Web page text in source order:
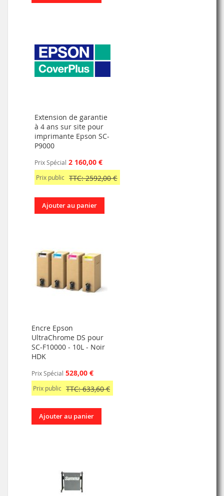
Extension de garantie
à 4 ans sur site pour
imprimante Epson SC-
P9000
Prix Spécial 2 160,00 €
Prix public TTC: 2592,00 €
Ajouter au panier
Encre Epson
UltraChrome DS pour
SC-F10000 - 10L - Noir
HDK
Prix Spécial 528,00 €
Prix public TTC: 633,60 €
Ajouter au panier